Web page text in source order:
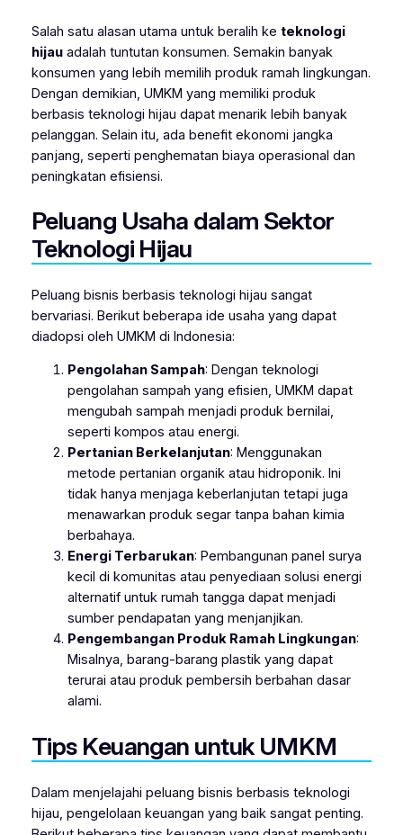
Salah satu alasan utama untuk beralih ke teknologi
hijauadalah tuntutan konsumen. Semakin banyak
konsumen yang lebih memilih produk ramah lingkungan.
Dengan demikian, UMKM yang memiliki produk
berbasis teknologi hijau dapat menarik lebih banyak
pelanggan. Selain itu, ada benefit ekonomi jangka
panjang, seperti penghematan biaya operasional dan
peningkatan efisiensi.
Peluang Usaha dalam Sektor
Teknologi Hijau
Peluang bisnis berbasis teknologi hijau sangat
bervariasi. Berikut beberapa ide usaha yang dapat
diadopsi oleh UMKM di Indonesia:
Pengolahan Sampah: Dengan teknologi
pengolahan sampah yang efisien, UMKM dapat
mengubah sampah menjadi produk bernilai,
seperti kompos atau energi.
Pertanian Berkelanjutan: Menggunakan
metode pertanian organik atau hidroponik. Ini
tidak hanya menjaga keberlanjutan tetapi juga
menawarkan produk segar tanpa bahan kimia
berbahaya.
Energi Terbarukan: Pembangunan panel surya
kecil di komunitas atau penyediaan solusi energi
alternatif untuk rumah tangga dapat menjadi
sumber pendapatan yang menjanjikan.
Pengembangan Produk Ramah Lingkungan:
Misalnya, barang-barang plastik yang dapat
terurai atau produk pembersih berbahan dasar
alami.
Tips Keuangan untuk UMKM
Dalam menjelajahi peluang bisnis berbasis teknologi
hijau, pengelolaan keuangan yang baik sangat penting.